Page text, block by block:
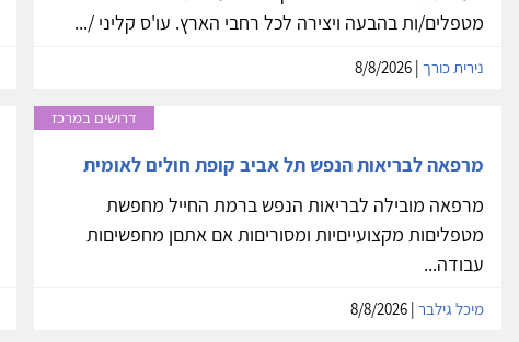
מטפלים/ות בהבעה ויצירה לכל רחבי הארץ. עו'ס קליני /...
נירית כורך
דרושים במרכז
מרפאה לבריאות הנפש תל אביב קופת חולים לאומית
מרפאה מובילה לבריאות הנפש ברמת החייל מחפשת
מטפליםות מקצועייםיות ומסוריםות אם אתםן מחפשיםות
עבודה...
מיכל גילבר